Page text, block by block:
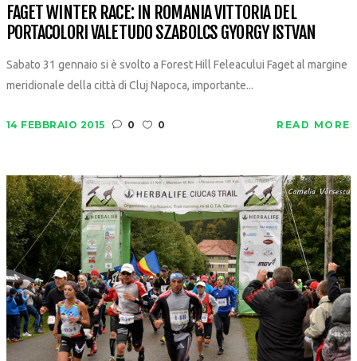
FAGET WINTER RACE: IN ROMANIA VITTORIA DEL
PORTACOLORI VALETUDO SZABOLCS GYORGY ISTVAN
Sabato 31 gennaio si è svolto a Forest Hill Feleacului Faget al margine
meridionale della città di Cluj Napoca, importante...
14 FEBBRAIO 2015 0 0 READ MORE